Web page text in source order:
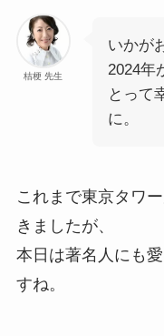
桔梗 先生
いかが
2024年
とって
に。
これまで東京タワ
きましたが、
本日は著名人にも
すね。